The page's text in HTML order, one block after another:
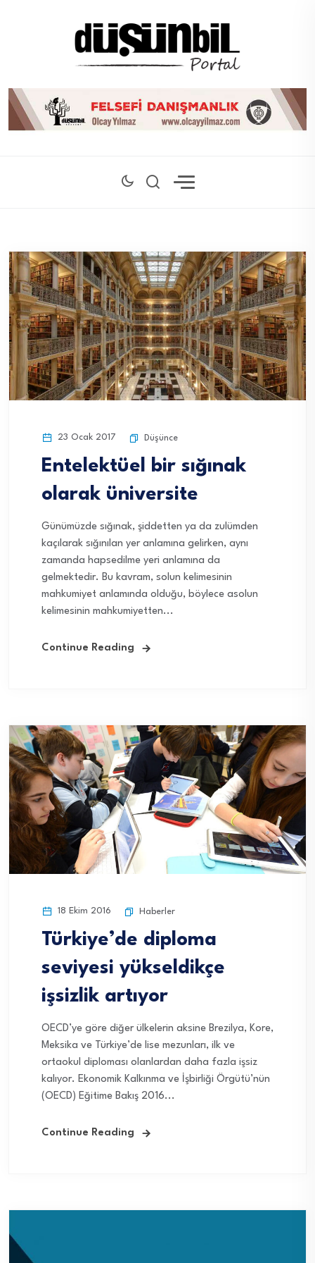
23 Ocak 2017 Düşünce
Entelektüel bir sığınak
olarak üniversite
Günümüzde sığınak, şiddetten ya da zulümden
kaçılarak sığınılan yer anlamına gelirken, aynı
zamanda hapsedilme yeri anlamına da
gelmektedir. Bu kavram, solun kelimesinin
mahkumiyet anlamında olduğu, böylece asolun
kelimesinin mahkumiyetten...
Continue Reading
18 Ekim 2016 Haberler
Türkiye’de diploma
seviyesi yükseldikçe
işsizlik artıyor
OECD’ye göre diğer ülkelerin aksine Brezilya, Kore,
Meksika ve Türkiye’de lise mezunları, ilk ve
ortaokul diploması olanlardan daha fazla işsiz
kalıyor. Ekonomik Kalkınma ve İşbirliği Örgütü’nün
(OECD) Eğitime Bakış 2016...
Continue Reading